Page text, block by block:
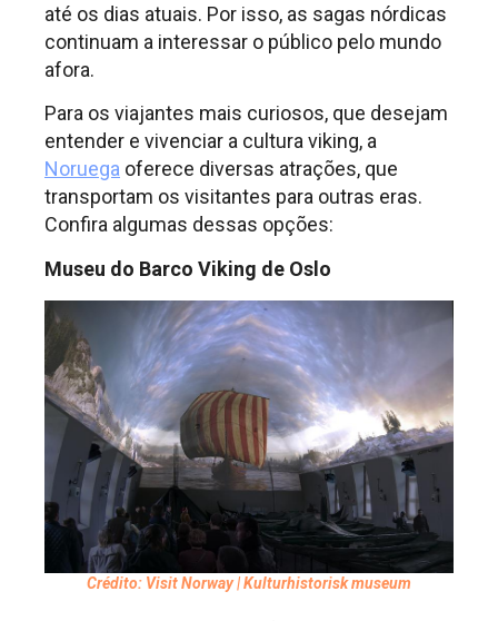
até os dias atuais. Por isso, as sagas nórdicas
continuam a interessar o público pelo mundo
afora.
Para os viajantes mais curiosos, que desejam
entender e vivenciar a cultura viking, a
Noruega oferece diversas atrações, que
transportam os visitantes para outras eras.
Confira algumas dessas opções:
Museu do Barco Viking de Oslo
Crédito: Visit Norway | Kulturhistorisk museum